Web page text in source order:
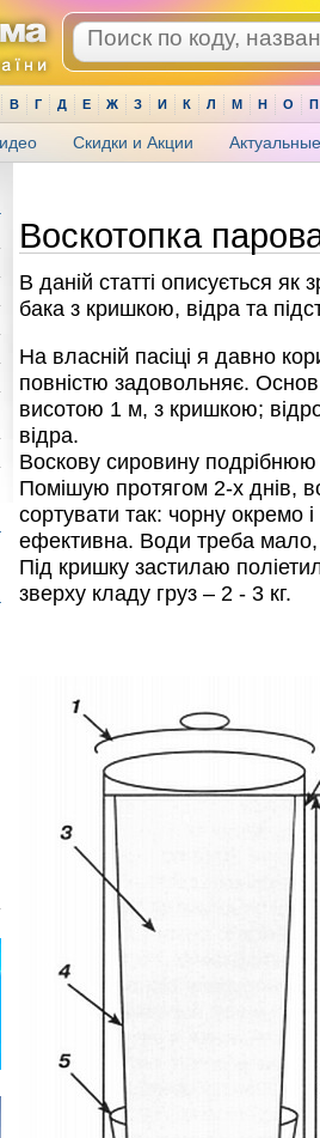
В Г Д Е Ж З И К Л М Н О П
Скидки и Акции
Воскотопка
В даній статті описується як
бака з кришкою, відра та
На власній пасіці я давно
повністю задовольняє.
висотою 1 м, з кришкою;
відра.
Воскову сировину
Помішую протягом 2-х днів,
сортувати так: чорну окремо
ефективна. Води треба мало,
Під кришку застилаю
зверху кладу груз – 2 - 3 кг.